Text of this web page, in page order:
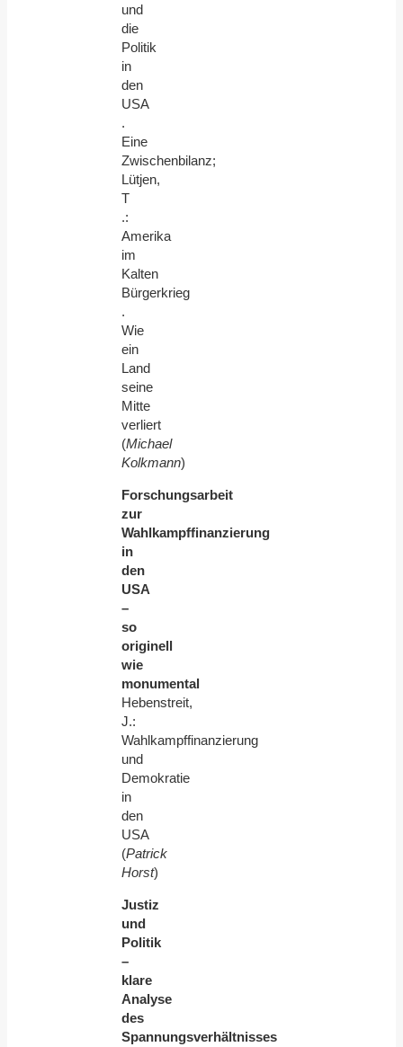
und
die
Politik
in
den
USA
.
Eine
Zwischenbilanz;
Lütjen,
T
.:
Amerika
im
Kalten
Bürgerkrieg
.
Wie
ein
Land
seine
Mitte
verliert
(Michael
Kolkmann)
Forschungsarbeit
zur
Wahlkampffinanzierung
in
den
USA
–
so
originell
wie
monumental
Hebenstreit,
J.:
Wahlkampffinanzierung
und
Demokratie
in
den
USA
(Patrick
Horst)
Justiz
und
Politik
–
klare
Analyse
des
Spannungsverhältnisses